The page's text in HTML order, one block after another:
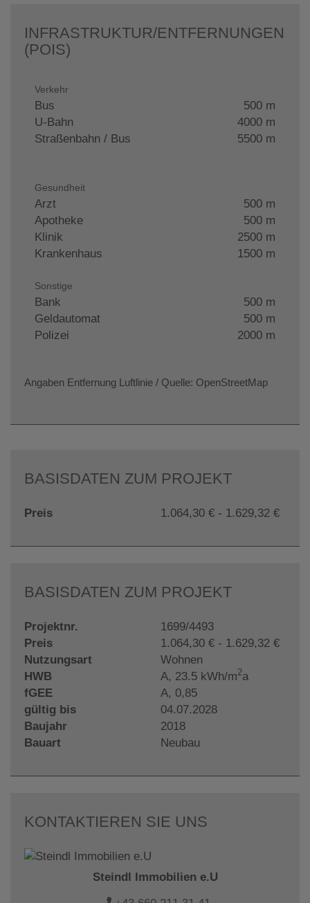
INFRASTRUKTUR/ENTFERNUNGEN
(POIS)
Verkehr
Bus
500 m
U-Bahn
4000 m
Straßenbahn / Bus
5500 m
Gesundheit
Arzt
500 m
Apotheke
500 m
Klinik
2500 m
Krankenhaus
1500 m
Sonstige
Bank
500 m
Geldautomat
500 m
Polizei
2000 m
Angaben Entfernung Luftlinie / Quelle: OpenStreetMap
BASISDATEN ZUM PROJEKT
Preis 1.064,30 € - 1.629,32 €
BASISDATEN ZUM PROJEKT
Projektnr.
1699/4493
Preis
1.064,30 € - 1.629,32 €
Nutzungsart
Wohnen
HWB
A, 23.5 kWh/m2a
fGEE
A, 0,85
gültig bis
04.07.2028
Baujahr
2018
Bauart
Neubau
KONTAKTIEREN SIE UNS
Steindl Immobilien e.U